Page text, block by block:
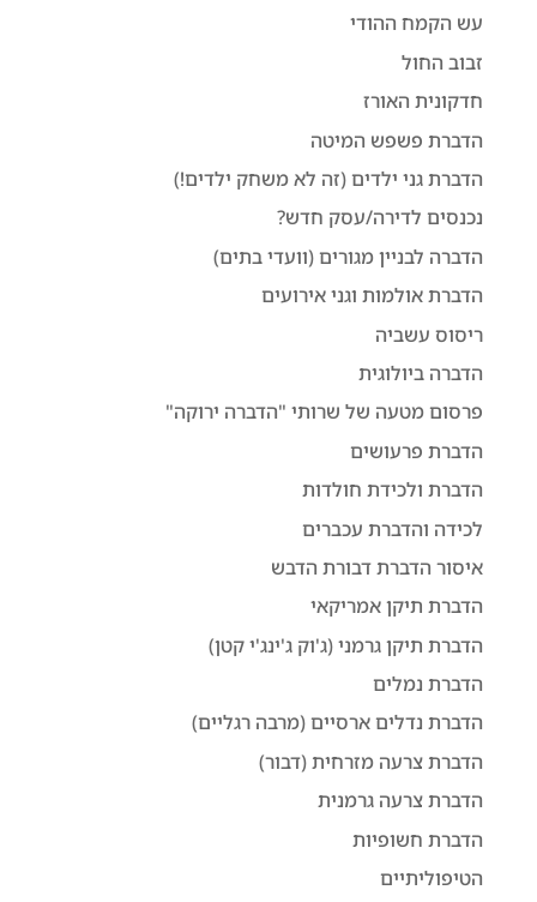
עש הקמח ההודי
זבוב החול
חדקונית האורז
הדברת פשפש המיטה
הדברת גני ילדים (זה לא משחק ילדים!)
נכנסים לדירה/עסק חדש?
הדברה לבניין מגורים (וועדי בתים)
הדברת אולמות וגני אירועים
ריסוס עשביה
הדברה ביולוגית
פרסום מטעה של שרותי "הדברה ירוקה"
הדברת פרעושים
הדברת ולכידת חולדות
לכידה והדברת עכברים
איסור הדברת דבורת הדבש
הדברת תיקן אמריקאי
הדברת תיקן גרמני (ג'וק ג'ינג'י קטן)
הדברת נמלים
הדברת נדלים ארסיים (מרבה רגליים)
הדברת צרעה מזרחית (דבור)
הדברת צרעה גרמנית
הדברת חשופיות
הטיפוליתיים